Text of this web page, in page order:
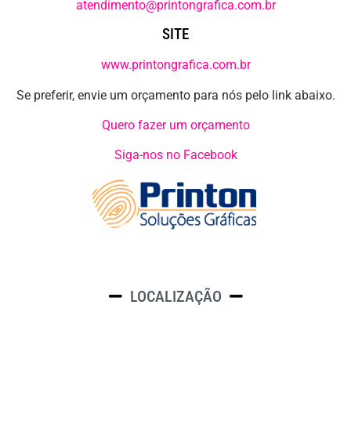
atendimento@printongrafica.com.br
SITE
www.printongrafica.com.br
Se preferir, envie um orçamento para nós pelo link abaixo.
Quero fazer um orçamento
Siga-nos no Facebook
LOCALIZAÇÃO